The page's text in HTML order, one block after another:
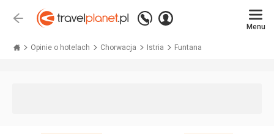
Wstecz
Zadzwoń
+48 71 771 76 55
Zaloguj
Menu
Opinie o hotelach Chorwacja Istria Funtana